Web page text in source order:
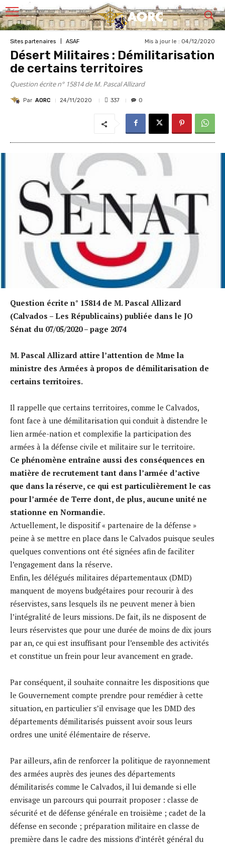
Sites partenaires ASAF Mis à jour le : 04/12/2020
Désert Militaires : Démilitarisation
de certains territoires
Question écrite n° 15814 de M. Pascal Allizard
Par AORC 24/11/2020 337 0
Question écrite n° 15814 de M. Pascal Allizard
(Calvados – Les Républicains) publiée dans le JO
Sénat du 07/05/2020 – page 2074
M. Pascal Allizard attire l’attention de Mme la
ministre des Armées à propos de démilitarisation de
certains territoires.
Il rappelle que certains territoires, comme le Calvados,
font face à une démilitarisation qui conduit à distendre le
lien armée-nation et complexifie la participation des
armées à la défense civile et militaire sur le territoire.
Ce phénomène entraîne aussi des conséquences en
matière de recrutement tant dans l’armée d’active
que dans la réserve, ce qui est particulièrement le cas
pour l’armée de Terre dont, de plus, aucune unité ne
stationne en Normandie.
Actuellement, le dispositif « partenaire de la défense »
peine à se mettre en place dans le Calvados puisque seules
quelques conventions ont été signées afin de faciliter
l’engagement dans la réserve.
Enfin, les délégués militaires départementaux (DMD)
manquent de moyens budgétaires pour recourir à des
réservistes, sans lesquels ils ne peuvent mener à bien
l’intégralité de leurs missions. De fait, ils ne disposent de
leurs réservistes que pour une durée de moins de dix jours
par an, ce qui est insuffisant pour l’ensemble des activités
et constitue un frein pour leur avancement en grade.
Par conséquent, il souhaite connaitre les dispositions que
le Gouvernement compte prendre pour remédier à cette
situation, en particulier s’il envisage que les DMD des
départements démilitarisés puissent avoir sous leurs
ordres une unité élémentaire de réserve.
Par ailleurs, afin de renforcer la politique de rayonnement
des armées auprès des jeunes des départements
démilitarisés comme le Calvados, il lui demande si elle
envisage un parcours qui pourrait proposer : classe de
sécurité et de défense générale en troisième ; cadet de la
défense en seconde ; préparation militaire en classe de
première dans le cadre des missions d’intérêt général du